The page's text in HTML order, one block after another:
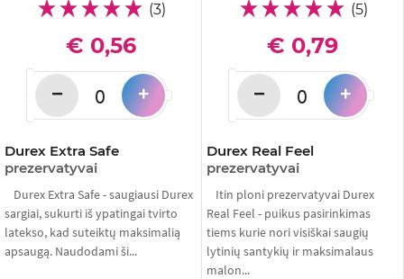
(3)
Durex Extra Safe
prezervatyvai
€ 0,56
− +
Durex Extra Safe - saugiausi Durex
sargiai, sukurti iš ypatingai tvirto
latekso, kad suteiktų maksimalią
apsaugą. Naudodami ši...
(5)
Durex Real Feel
prezervatyvai
€ 0,79
− +
Itin ploni prezervatyvai Durex
Real Feel - puikus pasirinkimas
tiems kurie nori visiškai saugių
lytinių santykių ir maksimalaus
malon...